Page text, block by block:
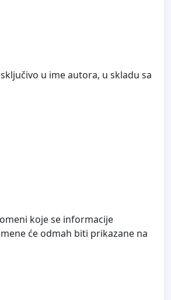
u ime autora, u skladu sa
koje se informacije
će odmah biti prikazane na